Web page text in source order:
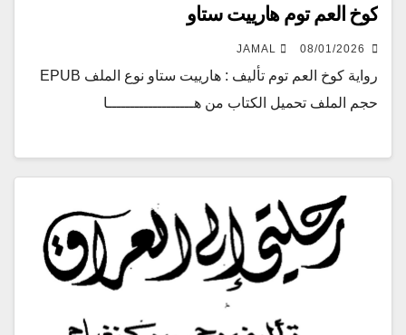
كوخ العم توم هارييت ستاو
08/01/2026
JAMAL
رواية كوخ العم توم تأليف : هارييت ستاو نوع الملف EPUB
حجم الملف تحميل الكتاب من هـــــــــــــــــــا